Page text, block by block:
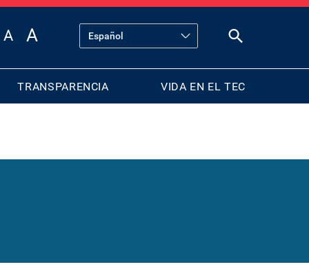
TRANSPARENCIA VIDA EN EL TEC